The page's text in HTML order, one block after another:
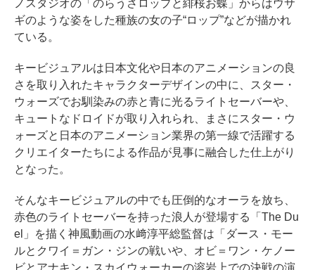
ノスタジオの「のらうさロップと緋桜お蝶」からはウサ
ギのような姿をした種族の女の子“ロップ”などが描かれ
ている。
キービジュアルは日本文化や日本のアニメーションの良
さを取り入れたキャラクターデザインの中に、スター・
ウォーズでお馴染みの赤と青に光るライトセーバーや、
キュートなドロイドが取り入れられ、まさにスター・ウ
ォーズと日本のアニメーション業界の第一線で活躍する
クリエイターたちによる作品が見事に融合した仕上がり
となった。
そんなキービジュアルの中でも圧倒的なオーラを放ち、
赤色のライトセーバーを持った浪人が登場する「The Du
el」を描く神風動画の水﨑淳平総監督は「ダース・モー
ルとクワイ＝ガン・ジンの戦いや、オビ＝ワン・ケノー
ビとアナキン・スカイウォーカーの溶岩上での決戦の演